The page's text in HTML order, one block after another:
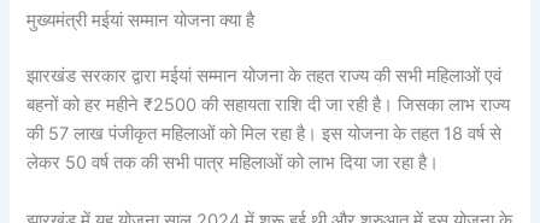
मुख्यमंत्री मईयां सम्मान योजना क्या है
झारखंड सरकार द्वारा मईयां सम्मान योजना के तहत राज्य की सभी महिलाओं एवं
बहनों को हर महीने ₹2500 की सहायता राशि दी जा रही है। जिसका लाभ राज्य
की 57 लाख पंजीकृत महिलाओं को मिल रहा है। इस योजना के तहत 18 वर्ष से
लेकर 50 वर्ष तक की सभी पात्र महिलाओं को लाभ दिया जा रहा है।